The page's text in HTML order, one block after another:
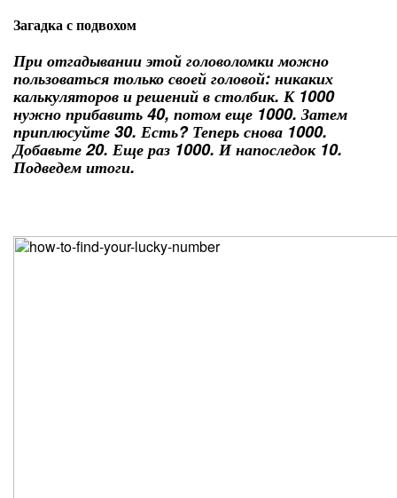
Загадка с подвохом
При отгадывании этой головоломки можно
пользоваться только своей головой: никаких
калькуляторов и решений в столбик. К 1000
нужно прибавить 40, потом еще 1000. Затем
приплюсуйте 30. Есть? Теперь снова 1000.
Добавьте 20. Еще раз 1000. И напоследок 10.
Подведем итоги.